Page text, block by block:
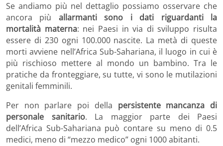
Se andiamo più nel dettaglio possiamo osservare che
ancora più allarmanti sono i dati riguardanti la
mortalità materna: nei Paesi in via di sviluppo risulta
essere di 230 ogni 100.000 nascite. La metà di queste
morti avviene nell’Africa Sub-Sahariana, il luogo in cui è
più rischioso mettere al mondo un bambino. Tra le
pratiche da fronteggiare, su tutte, vi sono le mutilazioni
genitali femminili.
Per non parlare poi della persistente mancanza di
personale sanitario. La maggior parte dei Paesi
dell’Africa Sub-Sahariana può contare su meno di 0.5
medici, meno di “mezzo medico” ogni 1000 abitanti.